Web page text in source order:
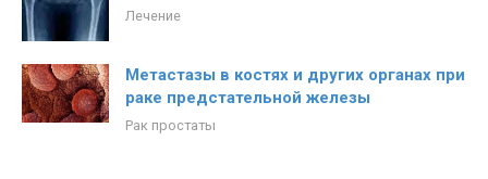
Лечение
Метастазы в костях и других органах при
раке предстательной железы
Рак простаты